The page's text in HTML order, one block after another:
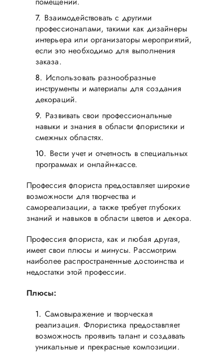
Взаимодействовать с другими
профессионалами, такими как дизайнеры
интерьера или организаторы мероприятий,
если это необходимо для выполнения
заказа.
Использовать разнообразные
инструменты и материалы для создания
декораций.
Развивать свои профессиональные
навыки и знания в области флористики и
смежных областях.
Вести учет и отчетность в специальных
программах и онлайн-кассе.
Профессия флориста предоставляет широкие
возможности для творчества и
самореализации, а также требует глубоких
знаний и навыков в области цветов и декора.
Профессия флориста, как и любая другая,
имеет свои плюсы и минусы. Рассмотрим
наиболее распространенные достоинства и
недостатки этой профессии.
Плюсы:
Самовыражение и творческая
реализация. Флористика предоставляет
возможность проявить талант и создавать
уникальные и прекрасные композиции.